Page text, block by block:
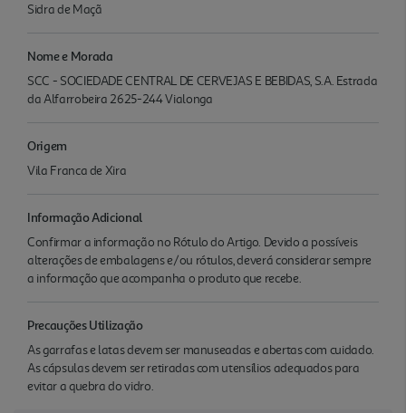
Sidra de Maçã
Nome e Morada
SCC - SOCIEDADE CENTRAL DE CERVEJAS E BEBIDAS, S.A. Estrada
da Alfarrobeira 2625-244 Vialonga
Origem
Vila Franca de Xira
Informação Adicional
Confirmar a informação no Rótulo do Artigo. Devido a possíveis
alterações de embalagens e/ou rótulos, deverá considerar sempre
a informação que acompanha o produto que recebe.
Precauções Utilização
As garrafas e latas devem ser manuseadas e abertas com cuidado.
As cápsulas devem ser retiradas com utensílios adequados para
evitar a quebra do vidro.